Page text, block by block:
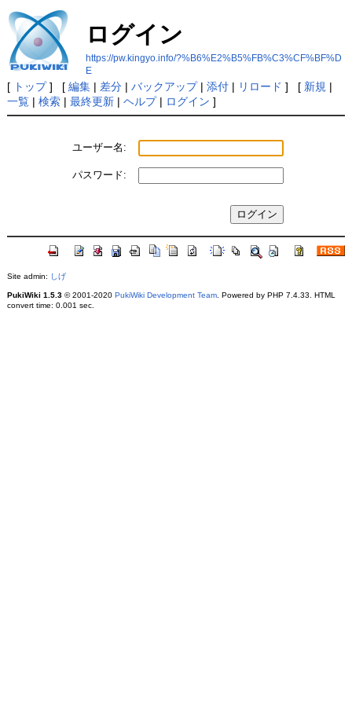
ログイン
https://pw.kingyo.info/?%B6%E2%B5%FB%C3%CF%BF%D
E
[ トップ] [ 編集| 差分| バックアップ| 添付| リロード ] [ 新規 |
一覧| 検索| 最終更新| ヘルプ| ログイン ]
ユーザー名:
パスワード:
Site admin: しげ
PukiWiki 1.5.3© 2001-2020 PukiWiki Development Team. Powered by PHP 7.4.33. HTML
convert time: 0.001 sec.